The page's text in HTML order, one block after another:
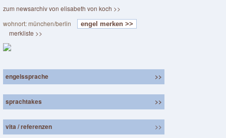
zum newsarchiv von elisabeth von koch >>
wohnort: münchen/berlin
engel merken >>
merkliste >>
engelssprache >>
sprachtakes >>
vita / referenzen >>